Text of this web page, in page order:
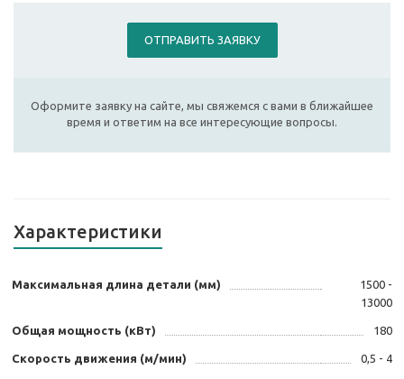
ОТПРАВИТЬ ЗАЯВКУ
Оформите заявку на сайте, мы свяжемся с вами в ближайшее
время и ответим на все интересующие вопросы.
Характеристики
Максимальная длина детали (мм)
1500 -
13000
Общая мощность (кВт) 180
Скорость движения (м/мин) 0,5 - 4